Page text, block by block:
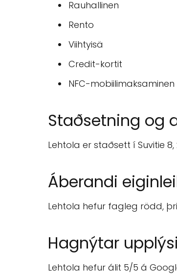
Rauhallinen
Rento
Viihtyisä
Credit-kortit
NFC-mobiilimaksaminen
Staðsetning og
Lehtola er staðsett í Suvitie
Áberandi
Lehtola hefur fagleg rödd,
Hagnýtar
Lehtola hefur álit 5/5 á